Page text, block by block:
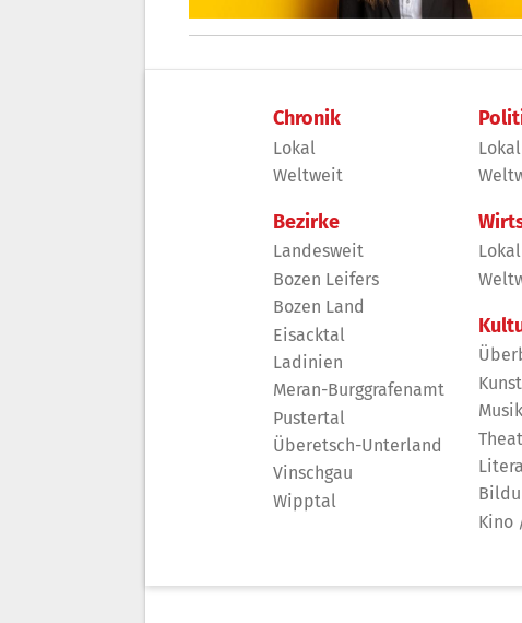
Chronik
Lokal
Weltweit
Bezirke
Landesweit
Bozen Leifers
Bozen Land
Eisacktal
Ladinien
Meran-Burggrafenamt
Pustertal
Überetsch-Unterland
Vinschgau
Wipptal
Lokal
Lokal
Kunst
Musik
Kino